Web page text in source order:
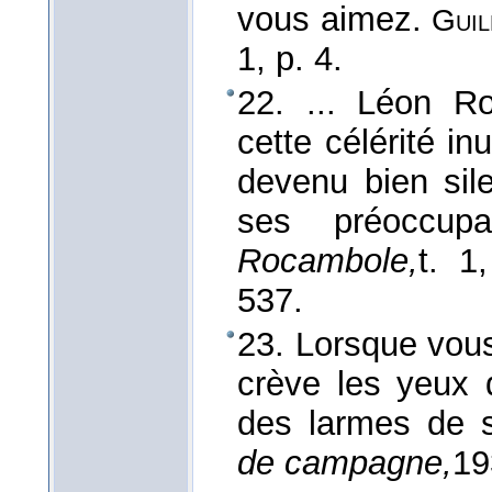
vous aimez.
1, p. 4.
22. ... Léon
cette célérité
devenu bien
ses
Rocambole,t. 1,
537.
23. Lorsque
crève les yeux
des larmes de
de campagne,